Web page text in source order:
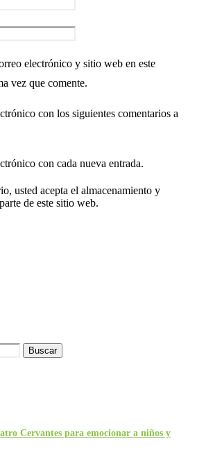
electrónico y sitio web en este
vez que comente.
con los siguientes comentarios a
con cada nueva entrada.
usted acepta el almacenamiento y
de este sitio web.
Cervantes para emocionar a niños y